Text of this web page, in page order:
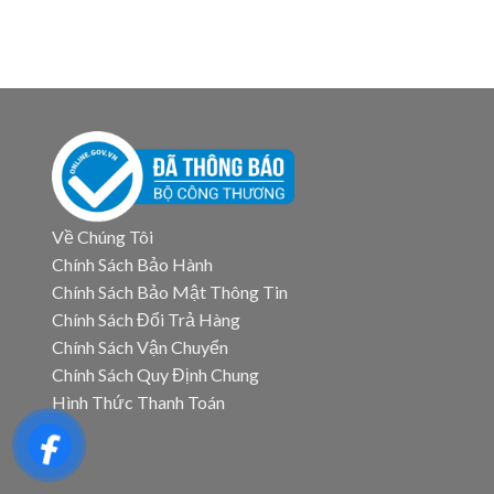
Về Chúng Tôi
Chính Sách Bảo Hành
Chính Sách Bảo Mật Thông Tin
Chính Sách Đổi Trả Hàng
Chính Sách Vận Chuyển
Chính Sách Quy Định Chung
Hình Thức Thanh Toán